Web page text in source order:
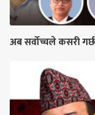
अब सर्वोच्चले कसरी